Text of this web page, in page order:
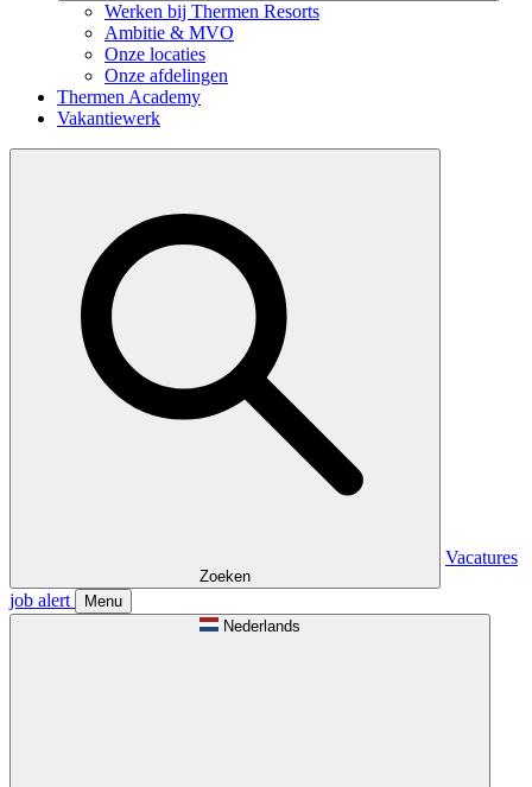
Werken bij Thermen Resorts
Ambitie & MVO
Onze locaties
Onze afdelingen
Thermen Academy
Vakantiewerk
Zoeken
Vacatures
job alert
Menu
Nederlands